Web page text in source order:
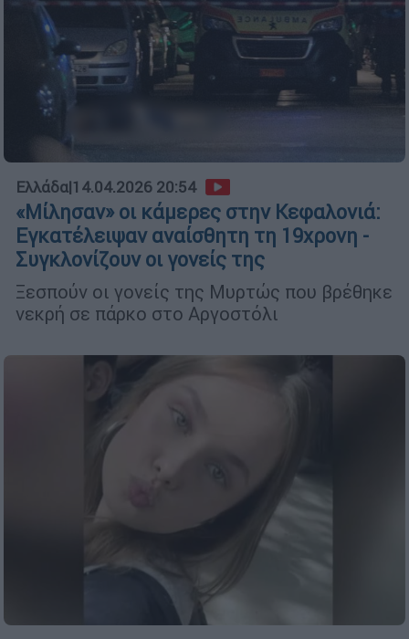
Ελλάδα|14.04.2026 20:54
«Μίλησαν» οι κάμερες στην Κεφαλονιά:
Εγκατέλειψαν αναίσθητη τη 19χρονη -
Συγκλονίζουν οι γονείς της
Ξεσπούν οι γονείς της Μυρτώς που βρέθηκε
νεκρή σε πάρκο στο Αργοστόλι